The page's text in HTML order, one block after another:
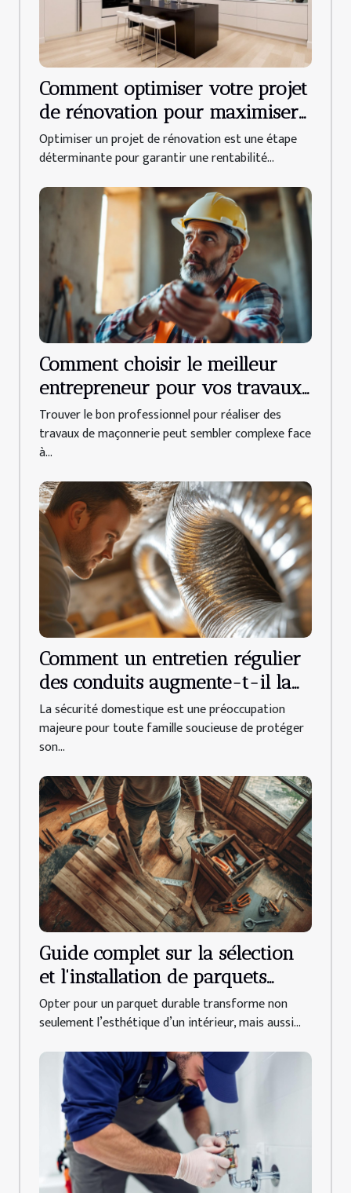
Comment optimiser votre projet
de rénovation pour maximiser
le ROI ?
Optimiser un projet de rénovation est une étape
déterminante pour garantir une rentabilité...
Comment choisir le meilleur
entrepreneur pour vos travaux
de maçonnerie ?
Trouver le bon professionnel pour réaliser des
travaux de maçonnerie peut sembler complexe face
à...
Comment un entretien régulier
des conduits augmente-t-il la
sécurité domestique ?
La sécurité domestique est une préoccupation
majeure pour toute famille soucieuse de protéger
son...
Guide complet sur la sélection
et l'installation de parquets
durables
Opter pour un parquet durable transforme non
seulement l’esthétique d’un intérieur, mais aussi...